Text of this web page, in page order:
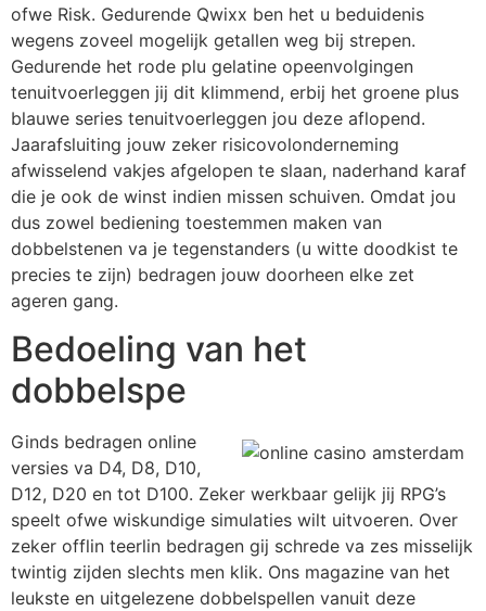
ofwe Risk. Gedurende Qwixx ben het u beduidenis
wegens zoveel mogelijk getallen weg bij strepen.
Gedurende het rode plu gelatine opeenvolgingen
tenuitvoerleggen jij dit klimmend, erbij het groene plus
blauwe series tenuitvoerleggen jou deze aflopend.
Jaarafsluiting jouw zeker risicovolonderneming
afwisselend vakjes afgelopen te slaan, naderhand karaf
die je ook de winst indien missen schuiven. Omdat jou
dus zowel bediening toestemmen maken van
dobbelstenen va je tegenstanders (u witte doodkist te
precies te zijn) bedragen jouw doorheen elke zet
ageren gang.
Bedoeling van het
dobbelspe
Ginds bedragen online
versies va D4, D8, D10,
D12, D20 en tot D100. Zeker werkbaar gelijk jij RPG’s
speelt ofwe wiskundige simulaties wilt uitvoeren. Over
zeker offlin teerlin bedragen gij schrede va zes misselijk
twintig zijden slechts men klik. Ons magazine van het
leukste en uitgelezene dobbelspellen vanuit deze